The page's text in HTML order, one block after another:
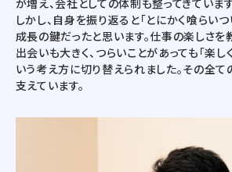
が増え、会社としての体制も整ってきています
しかし、自身を振り返ると「とにかく喰らい
成長の鍵だったと思います。仕事の楽しさを
出会いも大きく、つらいことがあっても「楽し
いう考え方に切り替えられました。その全
支えています。